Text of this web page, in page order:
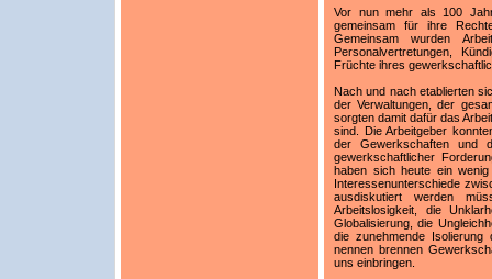
Vor nun mehr als 100
gemeinsam für ihre
Gemeinsam wurden
Personalvertretungen,
Früchte ihres
Nach und nach etablierten
der Verwaltungen, der
sorgten damit dafür das
sind. Die Arbeitgeber
der Gewerkschaften und
gewerkschaftlicher
haben sich heute ein
Interessenunterschiede
ausdiskutiert werden
Arbeitslosigkeit, die
Globalisierung, die
die zunehmende
nennen brennen
uns einbringen.